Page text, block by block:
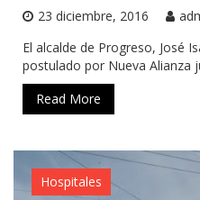
23 diciembre, 2016
El alcalde de Progreso, José
postulado por Nueva Alianza
Read More
Hospitales